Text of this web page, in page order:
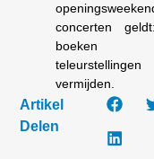
concerten
vermijden.
Artikel
Delen